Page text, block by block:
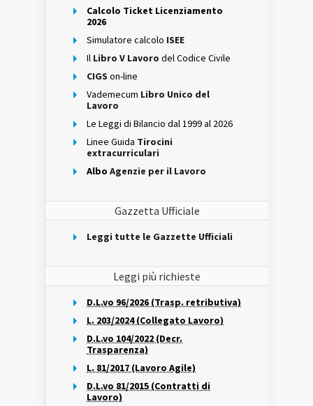
Calcolo Ticket Licenziamento
2026
Simulatore calcolo ISEE
Il Libro V Lavoro del Codice Civile
CIGS on-line
Vademecum Libro Unico del
Lavoro
Le Leggi di Bilancio dal 1999 al 2026
Linee Guida Tirocini
extracurriculari
Albo Agenzie per il Lavoro
Gazzetta Ufficiale
Leggi tutte le Gazzette Ufficiali
Leggi più richieste
D.L.vo 96/2026 (Trasp. retributiva)
L. 203/2024 (Collegato Lavoro)
D.L.vo 104/2022 (Decr.
Trasparenza)
L. 81/2017 (Lavoro Agile)
D.L.vo 81/2015 (Contratti di
Lavoro)